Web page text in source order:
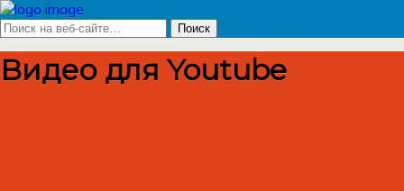
Видео для Youtube